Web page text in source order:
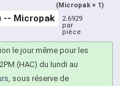
(Micropak × 1)
2.6929
par
pièce
le jour même pour les
(HAC) du lundi au
, sous réserve de